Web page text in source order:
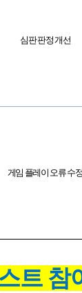
심판 판정 개선
게임 플레이 오류 수정
트 참